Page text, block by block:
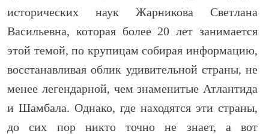
исторических наук Жарникова Светлана
Васильевна, которая более 20 лет занимается
этой темой, по крупицам собирая информацию,
восстанавливая облик удивительной страны, не
менее легендарной, чем знаменитые Атлантида
и Шамбала. Однако, где находятся эти страны,
до сих пор никто точно не знает, а вот